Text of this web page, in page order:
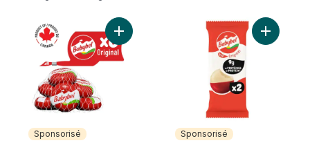
Sponsorisé
Ajouter Collations au fromage Original 6P
Sponsorisé
Ajouter